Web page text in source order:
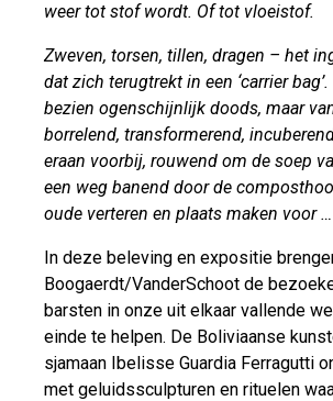
weer tot stof wordt. Of tot vloeistof.
Zweven, torsen, tillen, dragen – het
dat zich terugtrekt in een ‘carrier
bezien ogenschijnlijk doods, maar
borrelend, transformerend,
eraan voorbij, rouwend om de soep
een weg banend door de
oude verteren en plaats maken voor …
In deze beleving en expositie
Boogaerdt/VanderSchoot de
barsten in onze uit elkaar vallende
einde te helpen. De Boliviaanse
sjamaan Ibelisse Guardia Ferragutti
met geluidssculpturen en rituelen